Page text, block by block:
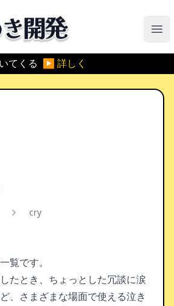
メ
てくる ▶ 詳しく
cry
覧です。
たとき、ちょっとした冗談に涙
、さまざまな場面で使える泣き